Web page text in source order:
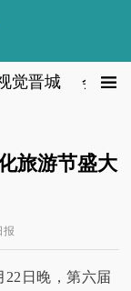
觉晋城 会员
旅游节盛大
报
日晚，第六届